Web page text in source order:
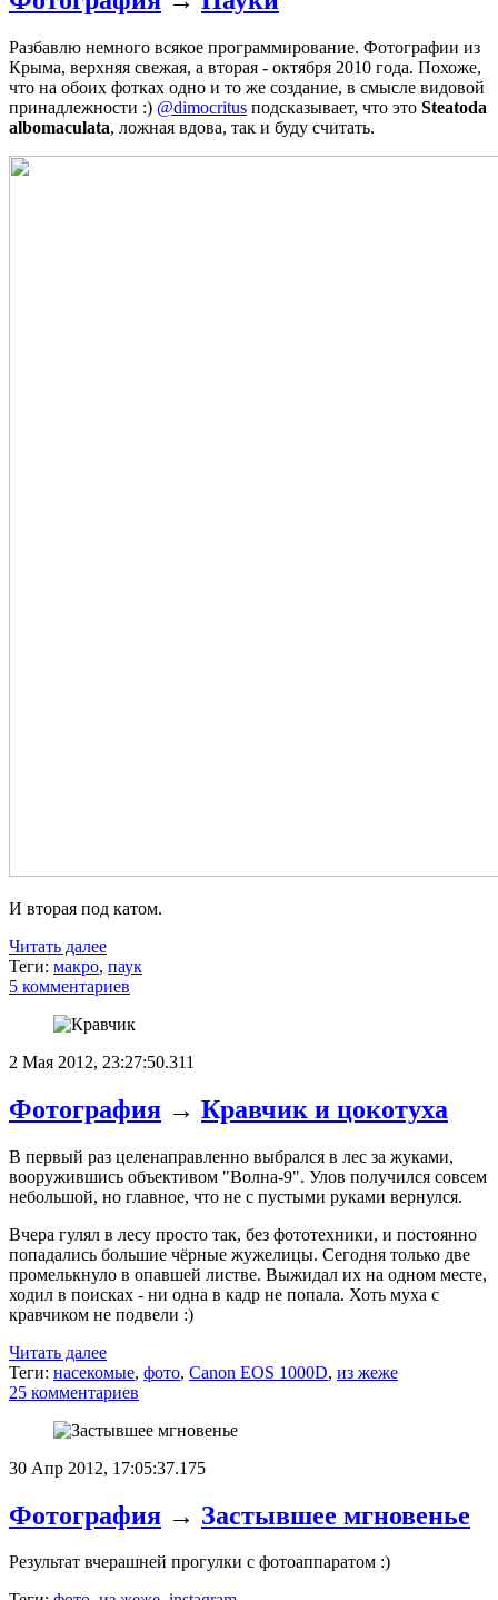
Разбавлю немного всякое программирование. Фотографии из
Крыма, верхняя свежая, а вторая - октября 2010 года. Похоже,
что на обоих фотках одно и то же создание, в смысле видовой
принадлежности :) @dimocritus подсказывает, что это Steatoda
albomaculata, ложная вдова, так и буду считать.
И вторая под катом.
Читать далее
Теги: макро, паук
5 комментариев
2 Мая 2012, 23:27:50.311
Фотография → Кравчик и цокотуха
В первый раз целенаправленно выбрался в лес за жуками,
вооружившись объективом "Волна-9". Улов получился совсем
небольшой, но главное, что не с пустыми руками вернулся.
Вчера гулял в лесу просто так, без фототехники, и постоянно
попадались большие чёрные жужелицы. Сегодня только две
промелькнуло в опавшей листве. Выжидал их на одном месте,
ходил в поисках - ни одна в кадр не попала. Хоть муха с
кравчиком не подвели :)
Читать далее
Теги: насекомые, фото, Canon EOS 1000D, из жеже
25 комментариев
30 Апр 2012, 17:05:37.175
Фотография → Застывшее мгновенье
Результат вчерашней прогулки с фотоаппаратом :)